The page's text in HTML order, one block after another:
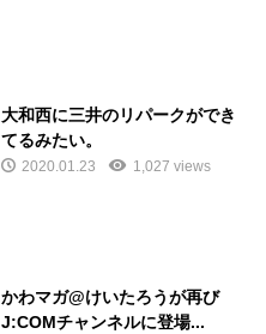
大和西に三井のリパークができ
てるみたい。
2020.01.23 1,027 views
かわマガ@けいたろうが再び
J:COMチャンネルに登場...